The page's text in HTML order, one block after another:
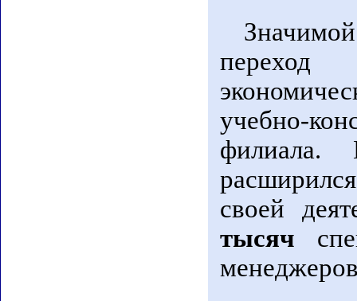
переход
учебно-
филиала.
своей
тысяч